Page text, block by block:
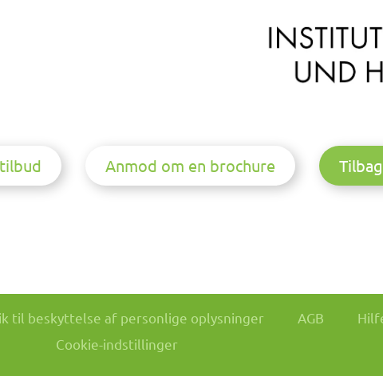
Anmod om en brochure
til beskyttelse af personlige oplysninger
Cookie-indstillinger
AGB